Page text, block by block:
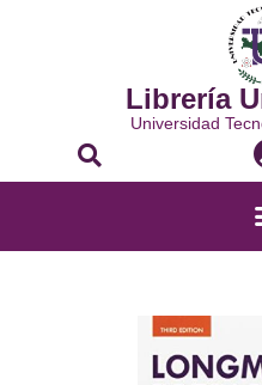
Librería
Universidad
Buscar